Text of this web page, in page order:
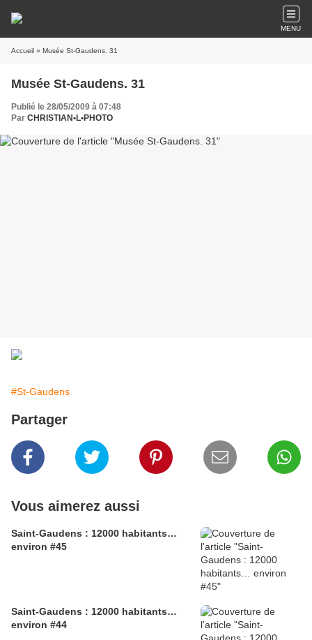
MENU
Accueil » Musée St-Gaudens. 31
Musée St-Gaudens. 31
Publié le 28/05/2009 à 07:48
Par CHRISTIAN•L•PHOTO
#St-Gaudens
Partager
Vous aimerez aussi
Saint-Gaudens : 12000 habitants…
environ #45
Saint-Gaudens : 12000 habitants…
environ #44